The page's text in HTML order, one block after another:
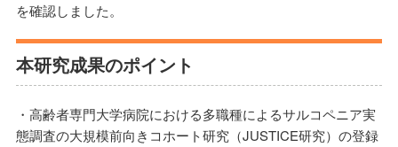
を確認しました。
本研究成果のポイント
・高齢者専門大学病院における多職種によるサルコペニア実
態調査の大規模前向きコホート研究（JUSTICE研究）の登録